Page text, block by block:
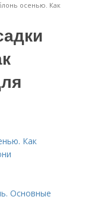
осенью. Как
Как
Основные